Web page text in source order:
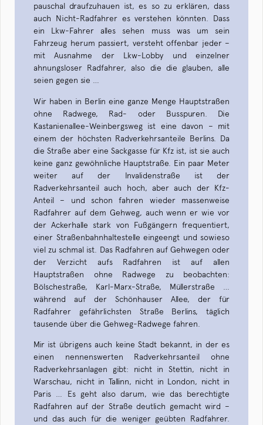
pauschal draufzuhauen ist, es so zu erklären, dass
auch Nicht-Radfahrer es verstehen könnten. Dass
ein Lkw-Fahrer alles sehen muss was um sein
Fahrzeug herum passiert, versteht offenbar jeder –
mit Ausnahme der Lkw-Lobby und einzelner
ahnungsloser Radfahrer, also die die glauben, alle
seien gegen sie …
Wir haben in Berlin eine ganze Menge Hauptstraßen
ohne Radwege, Rad- oder Busspuren. Die
Kastanienallee-Weinbergsweg ist eine davon – mit
einem der höchsten Radverkehrsanteile Berlins. Da
die Straße aber eine Sackgasse für Kfz ist, ist sie auch
keine ganz gewöhnliche Hauptstraße. Ein paar Meter
weiter auf der Invalidenstraße ist der
Radverkehrsanteil auch hoch, aber auch der Kfz-
Anteil – und schon fahren wieder massenweise
Radfahrer auf dem Gehweg, auch wenn er wie vor
der Ackerhalle stark von Fußgängern frequentiert,
einer Straßenbahnhaltestelle eingeengt und sowieso
viel zu schmal ist. Das Radfahren auf Gehwegen oder
der Verzicht aufs Radfahren ist auf allen
Hauptstraßen ohne Radwege zu beobachten:
Bölschestraße, Karl-Marx-Straße, Müllerstraße …
während auf der Schönhauser Allee, der für
Radfahrer gefährlichsten Straße Berlins, täglich
tausende über die Gehweg-Radwege fahren.
Mir ist übrigens auch keine Stadt bekannt, in der es
einen nennenswerten Radverkehrsanteil ohne
Radverkehrsanlagen gibt: nicht in Stettin, nicht in
Warschau, nicht in Tallinn, nicht in London, nicht in
Paris … Es geht also darum, wie das berechtigte
Radfahren auf der Straße deutlich gemacht wird –
und das auch für die weniger geübten Radfahrer.